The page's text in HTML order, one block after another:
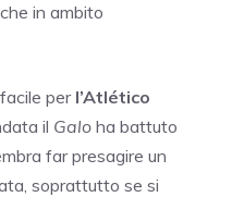
in ambito
perl’Atlético
il Galo ha battuto
far presagire un
soprattutto se si